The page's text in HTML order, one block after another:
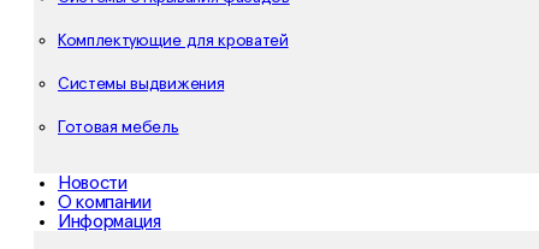
Комплектующие для кроватей
Системы выдвижения
Готовая мебель
Новости
О компании
Информация